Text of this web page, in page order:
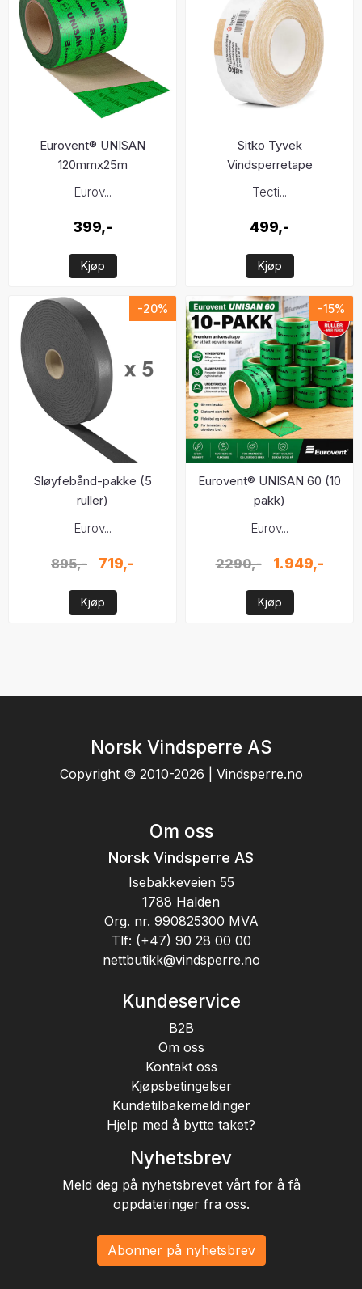
Eurovent® UNISAN
120mmx25m
Eurov...
399,-
Kjøp
Sitko Tyvek
Vindsperretape
60mmx50m
Tecti...
499,-
Kjøp
-20%
Sløyfebånd-pakke (5
ruller)
Eurov...
895,- 719,-
Kjøp
-15%
Eurovent® UNISAN 60 (10
pakk)
Eurov...
2290,- 1.949,-
Kjøp
Norsk Vindsperre AS
Copyright © 2010-2026 | Vindsperre.no
Om oss
Norsk Vindsperre AS
Isebakkeveien 55
1788 Halden
Org. nr. 990825300 MVA
Tlf: (+47) 90 28 00 00
nettbutikk@vindsperre.no
Kundeservice
B2B
Om oss
Kontakt oss
Kjøpsbetingelser
Kundetilbakemeldinger
Hjelp med å bytte taket?
Nyhetsbrev
Meld deg på nyhetsbrevet vårt for å få
oppdateringer fra oss.
Abonner på nyhetsbrev